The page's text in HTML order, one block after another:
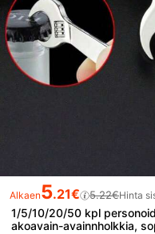
Alkaen5.21€ 5.22€Hinta
1/5/10/20/50 kpl
akoavain-avainnholkkia,